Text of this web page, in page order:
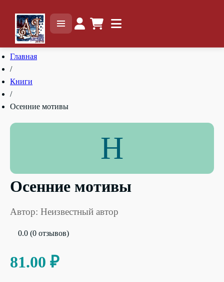
Главная
/
Книги
/
Осенние мотивы
Н
Осенние мотивы
Автор: Неизвестный автор
0.0 (0 отзывов)
81.00 ₽